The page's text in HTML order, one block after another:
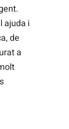
ajuda i
de
a